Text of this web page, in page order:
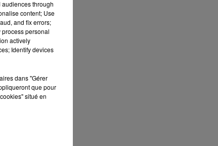
through
content; Use
and fix errors;
personal
actively
Identify devices
dans "Gérer
que pour
situé en